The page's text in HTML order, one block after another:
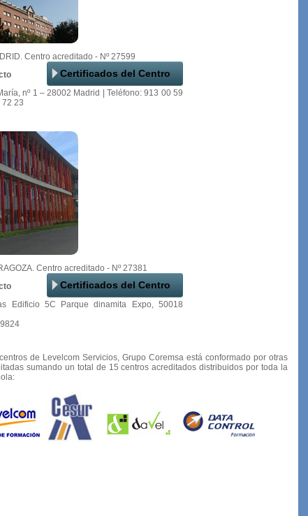
Centro acreditado - Nº 27599
Certificados del Centro
nº 1 – 28002 Madrid | Teléfono: 913 00 59
72 23
Centro acreditado - Nº 27381
Certificados del Centro
Edificio 5C Parque dinamita Expo, 50018
de Levelcom Servicios, Grupo Coremsa está conformado por otras
sumando un total de 15 centros acreditados distribuidos por toda la